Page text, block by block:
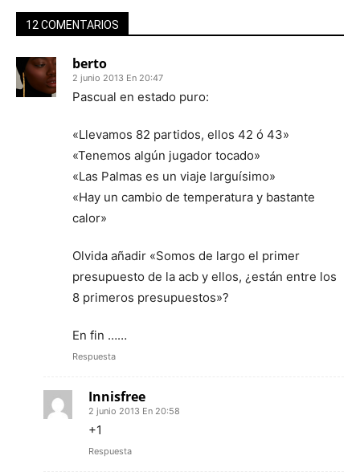
12 COMENTARIOS
berto
2 junio 2013 En 20:47
Pascual en estado puro:
«Llevamos 82 partidos, ellos 42 ó 43»
«Tenemos algún jugador tocado»
«Las Palmas es un viaje larguísimo»
«Hay un cambio de temperatura y bastante
calor»
Olvida añadir «Somos de largo el primer
presupuesto de la acb y ellos, ¿están entre los
8 primeros presupuestos»?
En fin ……
Respuesta
Innisfree
2 junio 2013 En 20:58
+1
Respuesta